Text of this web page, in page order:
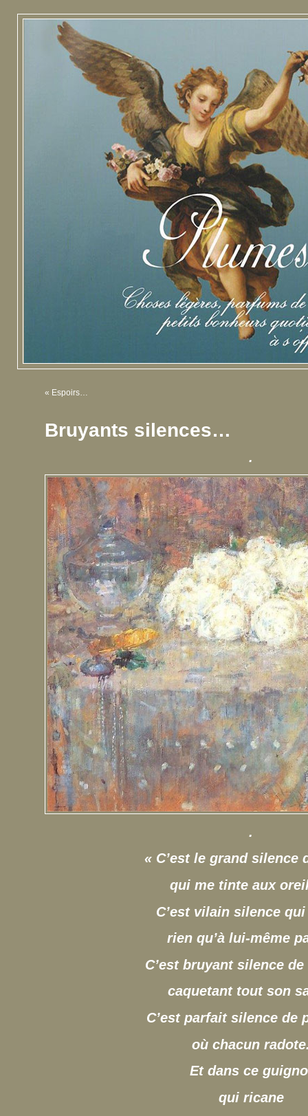
« Espoirs…
Bruyants silences…
.
.
« C’est le grand silence
qui me tinte aux
C’est vilain silence
rien qu’à lui-même
C’est bruyant silence
caquetant tout son
C’est parfait silence de
où chacun
Et dans ce
qui ricane